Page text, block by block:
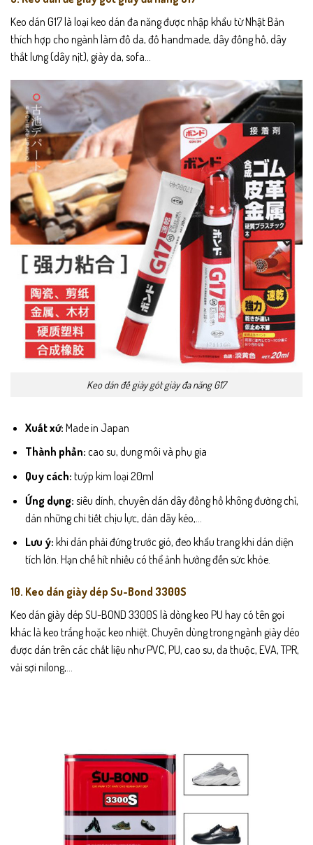
Keo dán G17 là loại keo dán đa năng được nhập khẩu từ Nhật Bản
thích hợp cho ngành làm đồ da, đồ handmade, dây đồng hồ, dây
thắt lưng (dây nịt), giày da, sofa…
Keo dán đế giày gót giày đa năng G17
Xuất xứ: Made in Japan
Thành phần: cao su, dung môi và phụ gia
Quy cách: tuýp kim loại 20ml
Ứng dụng: siêu dính, chuyên dán dây đồng hồ không đường chỉ,
dán những chi tiết chịu lực, dán dây kéo,…
Lưu ý: khi dán phải đứng trước gió, đeo khẩu trang khi dán diện
tích lớn. Hạn chế hít nhiều có thể ảnh hưởng đến sức khỏe.
10. Keo dán giày dép Su-Bond 3300S
Keo dán giày dép SU-BOND 3300S là dòng keo PU hay có tên gọi
khác là keo trắng hoặc keo nhiệt. Chuyên dùng trong ngành giày déo
được dán trên các chất liệu như PVC, PU, cao su, da thuộc, EVA, TPR,
vải sợi nilong,…